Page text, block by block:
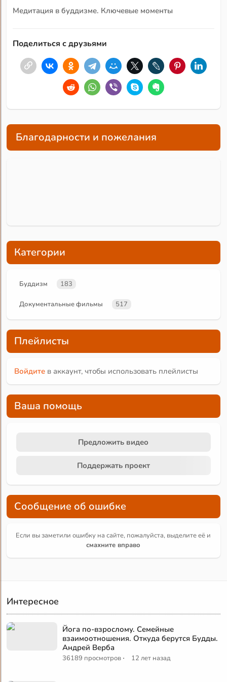
Медитация в буддизме. Ключевые моменты
Поделиться с друзьями
Благодарности и пожелания
Категории
Буддизм 183
Документальные фильмы 517
Плейлисты
Войдите в аккаунт, чтобы использовать плейлисты
Ваша помощь
Предложить видео
Поддержать проект
Сообщение об ошибке
Если вы заметили ошибку на сайте, пожалуйста, выделите её и
смахните вправо
Интересное
Йога по-взрослому. Семейные
взаимоотношения. Откуда берутся Будды.
Андрей Верба
36189 просмотров · 12 лет назад